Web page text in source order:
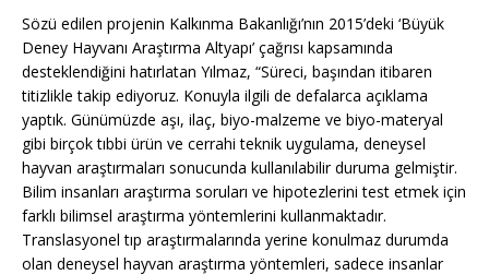
Sözü edilen projenin Kalkınma Bakanlığı’nın 2015’deki ‘Büyük
Deney Hayvanı Araştırma Altyapı’ çağrısı kapsamında
desteklendiğini hatırlatan Yılmaz, “Süreci, başından itibaren
titizlikle takip ediyoruz. Konuyla ilgili de defalarca açıklama
yaptık. Günümüzde aşı, ilaç, biyo-malzeme ve biyo-materyal
gibi birçok tıbbi ürün ve cerrahi teknik uygulama, deneysel
hayvan araştırmaları sonucunda kullanılabilir duruma gelmiştir.
Bilim insanları araştırma soruları ve hipotezlerini test etmek için
farklı bilimsel araştırma yöntemlerini kullanmaktadır.
Translasyonel tıp araştırmalarında yerine konulmaz durumda
olan deneysel hayvan araştırma yöntemleri, sadece insanlar